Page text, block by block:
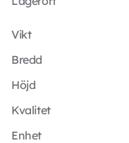
Vikt
Bredd
Höjd
Kvalitet
Enhet